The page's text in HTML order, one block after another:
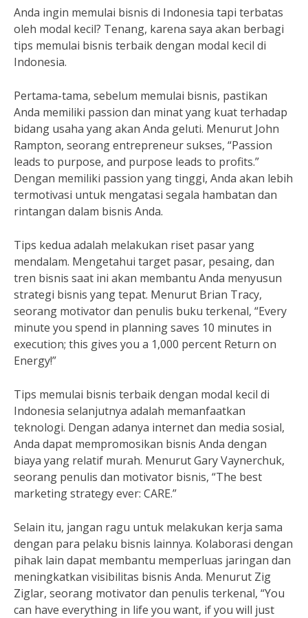
Anda ingin memulai bisnis di Indonesia tapi terbatas
oleh modal kecil? Tenang, karena saya akan berbagi
tips memulai bisnis terbaik dengan modal kecil di
Indonesia.
Pertama-tama, sebelum memulai bisnis, pastikan
Anda memiliki passion dan minat yang kuat terhadap
bidang usaha yang akan Anda geluti. Menurut John
Rampton, seorang entrepreneur sukses, “Passion
leads to purpose, and purpose leads to profits.”
Dengan memiliki passion yang tinggi, Anda akan lebih
termotivasi untuk mengatasi segala hambatan dan
rintangan dalam bisnis Anda.
Tips kedua adalah melakukan riset pasar yang
mendalam. Mengetahui target pasar, pesaing, dan
tren bisnis saat ini akan membantu Anda menyusun
strategi bisnis yang tepat. Menurut Brian Tracy,
seorang motivator dan penulis buku terkenal, “Every
minute you spend in planning saves 10 minutes in
execution; this gives you a 1,000 percent Return on
Energy!”
Tips memulai bisnis terbaik dengan modal kecil di
Indonesia selanjutnya adalah memanfaatkan
teknologi. Dengan adanya internet dan media sosial,
Anda dapat mempromosikan bisnis Anda dengan
biaya yang relatif murah. Menurut Gary Vaynerchuk,
seorang penulis dan motivator bisnis, “The best
marketing strategy ever: CARE.”
Selain itu, jangan ragu untuk melakukan kerja sama
dengan para pelaku bisnis lainnya. Kolaborasi dengan
pihak lain dapat membantu memperluas jaringan dan
meningkatkan visibilitas bisnis Anda. Menurut Zig
Ziglar, seorang motivator dan penulis terkenal, “You
can have everything in life you want, if you will just